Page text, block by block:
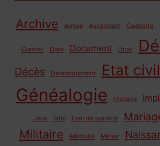
Archive Armée Ascendant Cadastre
Conseil Date Document Droit
Décès Dénombrement Etat civil
Généalogie Histoire
Jeux latin Lien de parenté
Militaire Médaille Métier